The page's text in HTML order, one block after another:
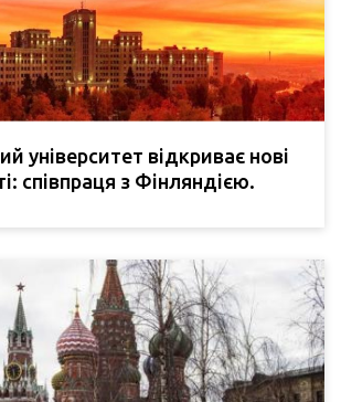
університет відкриває нові
співпраця з Фінляндією.